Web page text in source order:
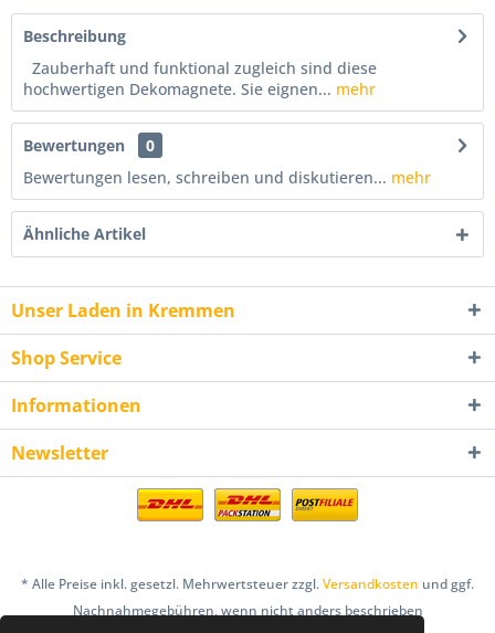
Beschreibung
Zauberhaft und funktional zugleich sind diese
hochwertigen Dekomagnete. Sie eignen... mehr
Bewertungen
0
Bewertungen lesen, schreiben und diskutieren... mehr
Ähnliche Artikel
Unser Laden in Kremmen
Shop Service
Informationen
Newsletter
* Alle Preise inkl. gesetzl. Mehrwertsteuer zzgl.Versandkosten und ggf.
Nachnahmegebühren, wenn nicht anders beschrieben